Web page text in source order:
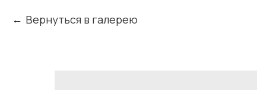
Вернуться в галерею